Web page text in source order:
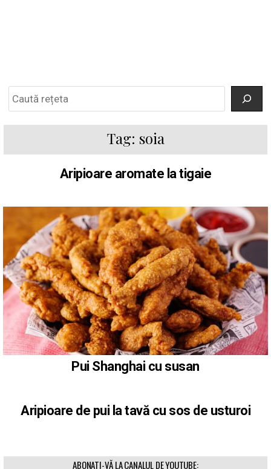
Tag: soia
Aripioare aromate la tigaie
Pui Shanghai cu susan
Aripioare de pui la tavă cu sos de usturoi
ABONATI-VĂ LA CANALUL DE YOUTUBE: